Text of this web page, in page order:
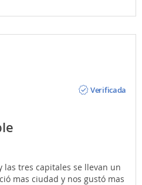
Verificada
las tres capitales se llevan un
mas ciudad y nos gustó mas